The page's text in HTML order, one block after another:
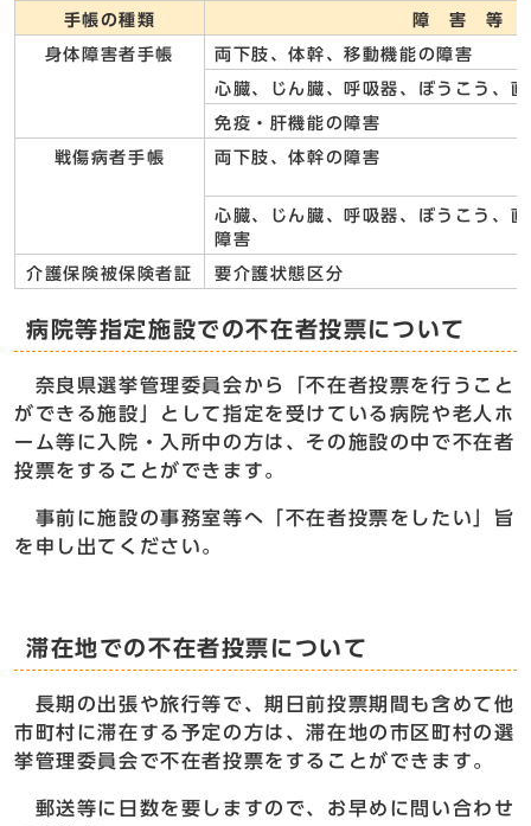
手帳の種類 障 害 等
身体障害者手帳 両下肢、体幹、移動機能の障害
心臓、じん臓、呼吸器、ぼうこう、
免疫・肝機能の障害
戦傷病者手帳 両下肢、体幹の障害
心臓、じん臓、呼吸器、ぼうこう、
障害
介護保険被保険者証 要介護状態区分
病院等指定施設での不在者投票について
奈良県選挙管理委員会から「不在者投票を行うこと
ができる施設」として指定を受けている病院や老人ホ
ーム等に入院・入所中の方は、その施設の中で不在者
投票をすることができます。
事前に施設の事務室等へ「不在者投票をしたい」旨
を申し出てください。
滞在地での不在者投票について
長期の出張や旅行等で、期日前投票期間も含めて他
市町村に滞在する予定の方は、滞在地の市区町村の選
挙管理委員会で不在者投票をすることができます。
郵送等に日数を要しますので、お早めに問い合わせ